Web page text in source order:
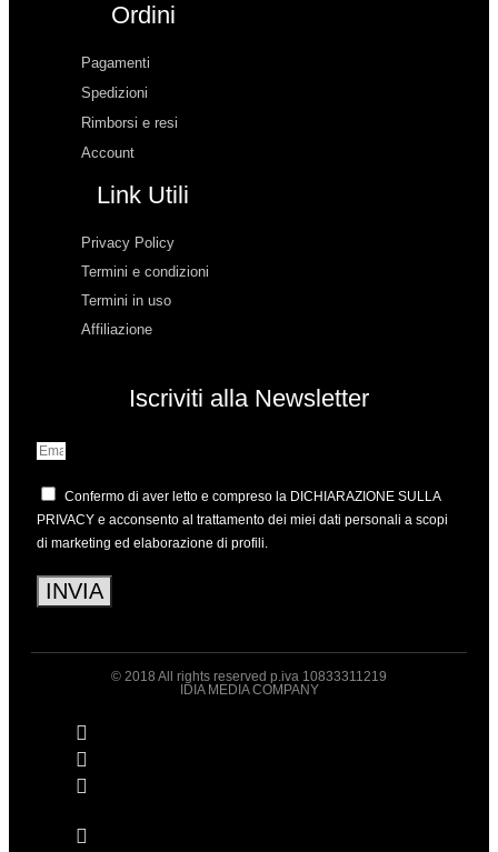
Ordini
Pagamenti
Spedizioni
Rimborsi e resi
Account
Link Utili
Privacy Policy
Termini e condizioni
Termini in uso
Affiliazione
Iscriviti alla Newsletter
Confermo di aver letto e compreso la DICHIARAZIONE SULLA
PRIVACY e acconsento al trattamento dei miei dati personali a scopi
di marketing ed elaborazione di profili.
INVIA
© 2018 All rights reserved p.iva 10833311219
IDIA MEDIA COMPANY